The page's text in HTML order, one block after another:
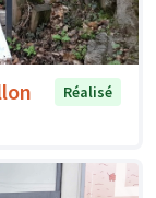
Réalisé